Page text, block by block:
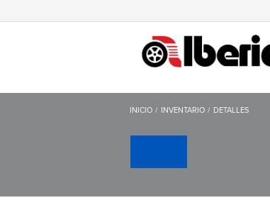
INICIO INVENTARIO DETALLES